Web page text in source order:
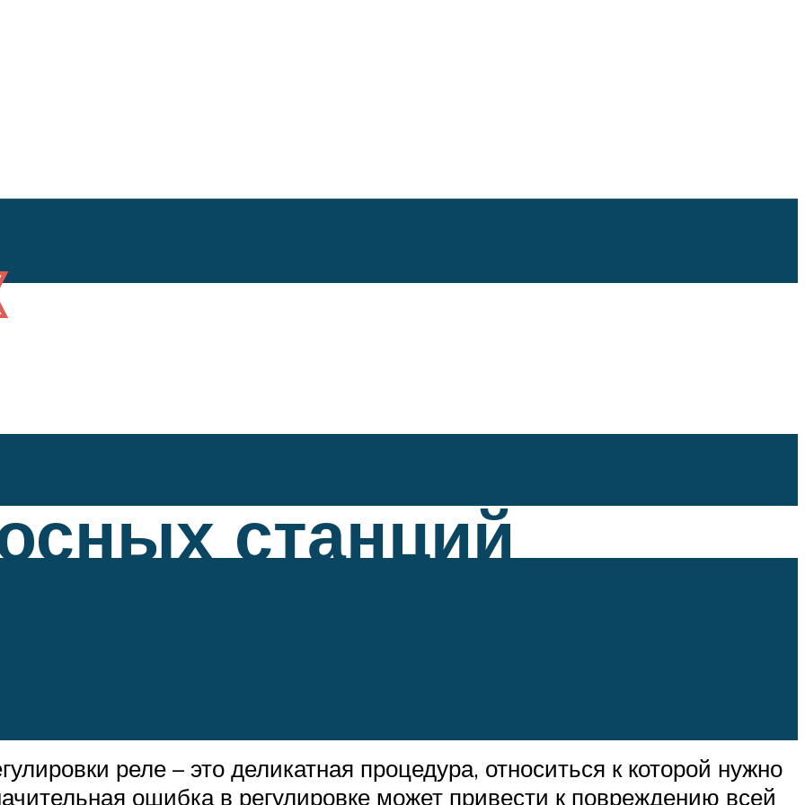
станций
реле
реле – это деликатная процедура, относиться к которой нужно
ошибка в регулировке может привести к повреждению всей